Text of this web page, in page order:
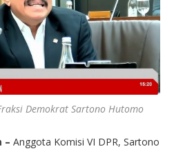
Demokrat Sartono Hutomo
– Anggota Komisi VI DPR, Sartono